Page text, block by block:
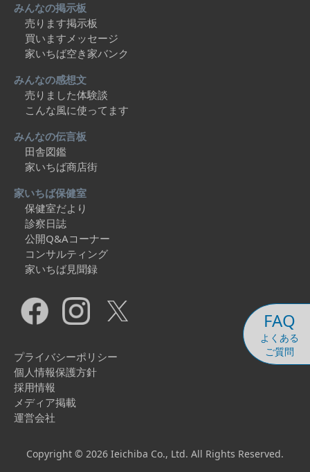
FAQ
よくある
ご質問
みんなの掲示板
売ります掲示板
買いますメッセージ
家いちば空き家バンク
みんなの感想文
売りました体験談
こんな風に使ってます
みんなの伝言板
田舎図鑑
家いちば商店街
家いちば保健室
保健室だより
診察日誌
公開Q&Aコーナー
コンサルティング
家いちば見聞録
プライバシーポリシー
個人情報保護方針
採用情報
メディア掲載
運営会社
Copyright © 2026 Ieichiba Co., Ltd. All Rights Reserved.